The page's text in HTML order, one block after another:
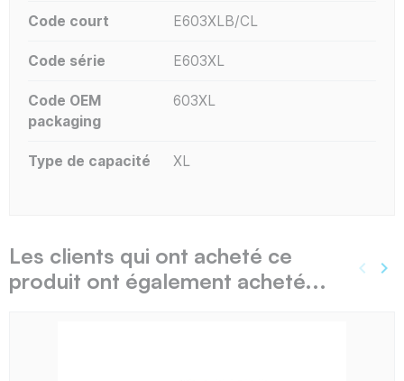
Code court E603XLB/CL
Code série E603XL
Code OEM
packaging
603XL
Type de capacité XL
Les clients qui ont acheté ce
produit ont également acheté...
keyboard_arrow_left keyboard_arrow_right